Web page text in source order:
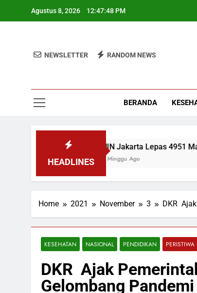
Agustus 8, 2026 12:47:48 PM
NEWSLETTER RANDOM NEWS
BERANDA
HEADLINES
UIN Jakarta Lepas 4951
2 Minggu Ago
Home 2021 November 3 DKR
KESEHATAN NASIONAL PENDIDIKAN PERISTIWA
DKR Ajak
Gelombang